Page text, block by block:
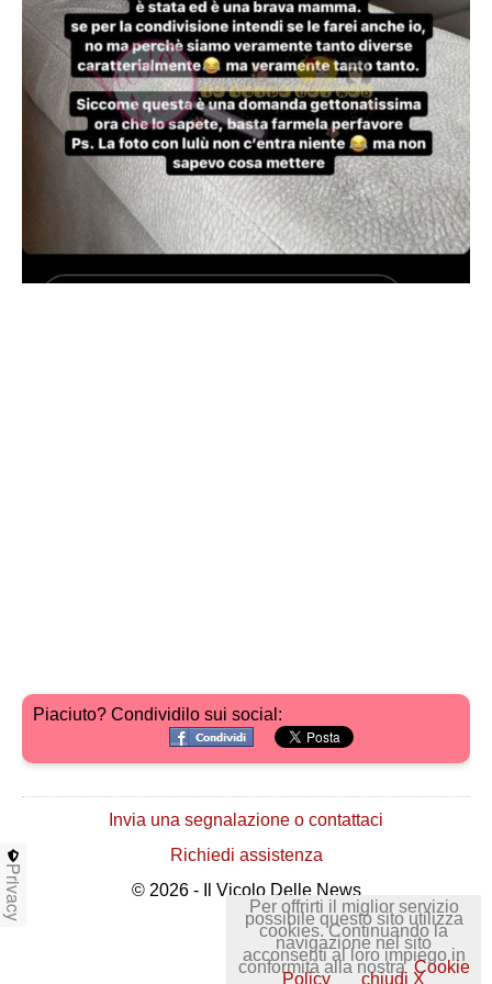
Piaciuto? Condividilo sui social:
Invia una segnalazione o contattaci
Richiedi assistenza
© 2026 - Il Vicolo Delle News
Per offrirti il miglior servizio
possibile questo sito utilizza
cookies. Continuando la
navigazione nel sito
acconsenti al loro impiego in
conformità alla nostra Cookie
Policy chiudi X
Privacy